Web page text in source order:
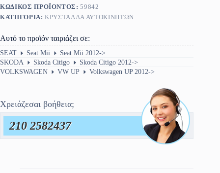
/
VW
2012-
>
ποσότητα
ΚΩΔΙΚΌΣ ΠΡΟΪΌΝΤΟΣ:59842
ΚΑΤΗΓΟΡΊΑ:ΚΡΎΣΤΑΛΛΑ ΑΥΤΟΚΙΝΉΤΩΝ
Αυτό το προϊόν ταιριάζει σε:
SEAT Seat Mii
Seat Mii 2012->
SKODA
Skoda Citigo
Skoda Citigo 2012->
VOLKSWAGEN
VW UP Volkswagen UP 2012->
Χρειάζεσαι βοήθεια;
210 2582437